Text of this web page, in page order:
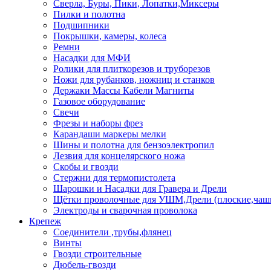
Сверла, Буры, Пики, Лопатки,Миксеры
Пилки и полотна
Подшипники
Покрышки, камеры, колеса
Ремни
Насадки для МФИ
Ролики для плиткорезов и труборезов
Ножи для рубанков, ножниц и станков
Держаки Массы Кабели Магниты
Газовое оборудование
Свечи
Фрезы и наборы фрез
Карандаши маркеры мелки
Шины и полотна для бензоэлектропил
Лезвия для концелярского ножа
Скобы и гвозди
Стержни для термопистолета
Шарошки и Насадки для Гравера и Дрели
Щётки проволочные для УШМ,Дрели
Электроды и сварочная проволока
Крепеж
Соединители ,трубы,флянец
Винты
Гвозди строительные
Дюбель-гвозди